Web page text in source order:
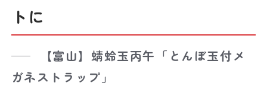
トに
【富山】蜻蛉玉丙午「とんぼ玉付メ
ガネストラップ」